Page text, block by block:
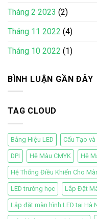
Tháng 2 2023 (2)
Tháng 11 2022 (4)
Tháng 10 2022 (1)
BÌNH LUẬN GẦN ĐÂY
TAG CLOUD
Bảng Hiệu LED Cấu Tạo
DPI Hệ Màu CMYK Hệ
Hệ Thống Điều Khiển Cho
LED trường học Lắp Đặt
Lắp đặt màn hình LED tại Hà